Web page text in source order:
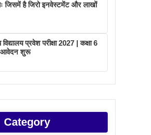
जिसमें है जिरो इनवेस्टमेंट और लाखों
प्रवेश परीक्षा 2027 | कक्षा 6
आवेदन शुरू
Category